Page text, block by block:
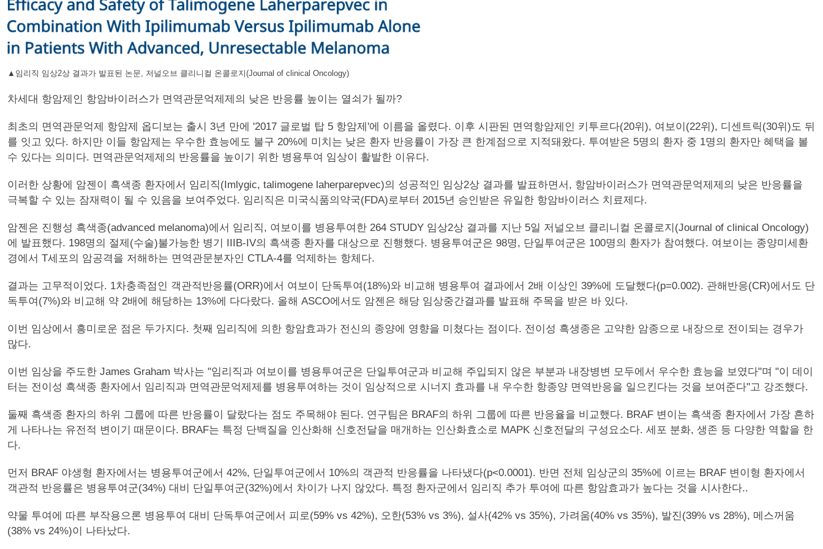
▲임리직 임상2상 결과가 발표된 논문, 저널오브 클리니컬 온콜로지(Journal of clinical Oncology)
차세대 항암제인 항암바이러스가 면역관문억제제의 낮은 반응률 높이는 열쇠가 될까?
최초의 면역관문억제 항암제 옵디보는 출시 3년 만에 '2017 글로벌 탑 5 항암제'에 이름을 올렸다. 이후 시판된 면역항암제인 키투르다(20위), 여보이(22위), 디센트릭(30위)도 뒤
를 잇고 있다. 하지만 이들 항암제는 우수한 효능에도 불구 20%에 미치는 낮은 환자 반응률이 가장 큰 한계점으로 지적돼왔다. 투여받은 5명의 환자 중 1명의 환자만 혜택을 볼
수 있다는 의미다. 면역관문억제제의 반응률을 높이기 위한 병용투여 임상이 활발한 이유다.
이러한 상황에 암젠이 흑색종 환자에서 임리직(Imlygic, talimogene laherparepvec)의 성공적인 임상2상 결과를 발표하면서, 항암바이러스가 면역관문억제제의 낮은 반응률을
극복할 수 있는 잠재력이 될 수 있음을 보여주었다. 임리직은 미국식품의약국(FDA)로부터 2015년 승인받은 유일한 항암바이러스 치료제다.
암젠은 진행성 흑색종(advanced melanoma)에서 임리직, 여보이를 병용투여한 264 STUDY 임상2상 결과를 지난 5일 저널오브 클리니컬 온콜로지(Journal of clinical Oncology)
에 발표했다. 198명의 절제(수술)불가능한 병기 IIIB-IV의 흑색종 환자를 대상으로 진행했다. 병용투여군은 98명, 단일투여군은 100명의 환자가 참여했다. 여보이는 종양미세환
경에서 T세포의 암공격을 저해하는 면역관문분자인 CTLA-4를 억제하는 항체다.
결과는 고무적이었다. 1차충족점인 객관적반응률(ORR)에서 여보이 단독투여(18%)와 비교해 병용투여 결과에서 2배 이상인 39%에 도달했다(p=0.002). 관해반응(CR)에서도 단
독투여(7%)와 비교해 약 2배에 해당하는 13%에 다다랐다. 올해 ASCO에서도 암젠은 해당 임상중간결과를 발표해 주목을 받은 바 있다.
이번 임상에서 흥미로운 점은 두가지다. 첫째 임리직에 의한 항암효과가 전신의 종양에 영향을 미쳤다는 점이다. 전이성 흑생종은 고약한 암종으로 내장으로 전이되는 경우가
많다.
이번 임상을 주도한 James Graham 박사는 "임리직과 여보이를 병용투여군은 단일투여군과 비교해 주입되지 않은 부분과 내장병변 모두에서 우수한 효능을 보였다"며 "이 데이
터는 전이성 흑색종 환자에서 임리직과 면역관문억제제를 병용투여하는 것이 임상적으로 시너지 효과를 내 우수한 항종양 면역반응을 일으킨다는 것을 보여준다"고 강조했다.
둘째 흑색종 환자의 하위 그룹에 따른 반응률이 달랐다는 점도 주목해야 된다. 연구팀은 BRAF의 하위 그룹에 따른 반응율을 비교했다. BRAF 변이는 흑색종 환자에서 가장 흔하
게 나타나는 유전적 변이기 때문이다. BRAF는 특정 단백질을 인산화해 신호전달을 매개하는 인산화효소로 MAPK 신호전달의 구성요소다. 세포 분화, 생존 등 다양한 역할을 한
다.
먼저 BRAF 야생형 환자에서는 병용투여군에서 42%, 단일투여군에서 10%의 객관적 반응률을 나타냈다(p<0.0001). 반면 전체 임상군의 35%에 이르는 BRAF 변이형 환자에서
객관적 반응률은 병용투여군(34%) 대비 단일투여군(32%)에서 차이가 나지 않았다. 특정 환자군에서 임리직 추가 투여에 따른 항암효과가 높다는 것을 시사한다..
약물 투여에 따른 부작용으론 병용투여 대비 단독투여군에서 피로(59% vs 42%), 오한(53% vs 3%), 설사(42% vs 35%), 가려움(40% vs 35%), 발진(39% vs 28%), 메스꺼움
(38% vs 24%)이 나타났다.